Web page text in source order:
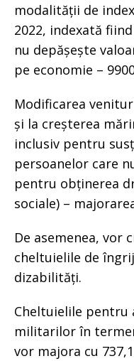
modalității de
2022, indexată
nu depășește
pe economie –
Modificarea
și la creșterea
inclusiv pentru
persoanelor care
pentru obținerea
sociale) –
De asemenea, vor
cheltuielile de
dizabilități.
Cheltuielile pentru
militarilor în
vor majora cu